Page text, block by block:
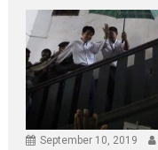
September 10, 2019